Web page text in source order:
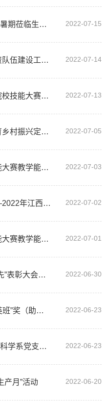
学院党委书记、院长曹端荣暑期莅临生物科技园检查督导建设工作 2022-07-15
我院召开2022年第二次师资队伍建设工作会议 2022-07-14
我院在2022年江西省职业院校技能大赛教学能力比赛中喜获丰收 2022-07-13
2022年江西高素质农民培育乡村振兴定点帮扶（玕山村）茶产业培训班顺利结业 2022-07-05
2022年江西省职业院校技能大赛教学能力比赛决赛闭幕式在我院圆满落下帷幕 2022-07-03
磨砺锐锋芒 竞赛展风采——2022年江西省职业院校技能大赛教学能力比赛现场决赛 2022-07-02
2022年江西省职业院校技能大赛教学能力比赛决赛开幕式在我院隆重举行 2022-07-01
我院召开2021年度“两优一先”表彰大会暨学院2021-2022学年第二学期末全体教职工大会 2022-06-30
动科系举办第九届傲农“精英班”奖（助）学金颁奖典礼 2022-06-23
江西生物科技职业学院动物科学系党支部召开狠抓工作落实专题组织生活会 2022-06-23
产月”活动 2022-06-20